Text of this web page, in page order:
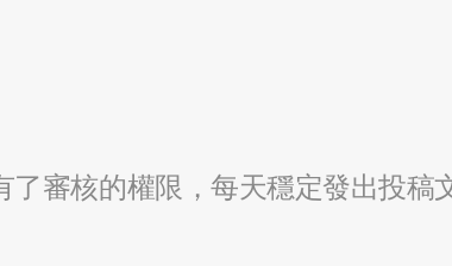
審核的權限，每天穩定發出投稿